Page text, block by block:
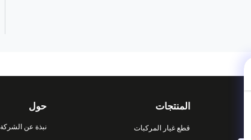
حول
نبذة عن الشركة
المنتجات
قطع غيار المركبات